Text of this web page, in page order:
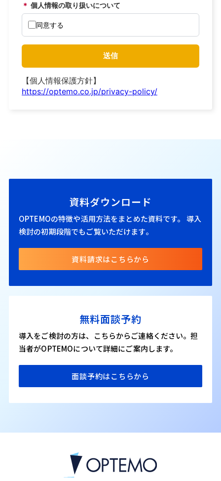
資料ダウンロード
OPTEMOの特徴や活用方法をまとめた資料です。
導入
検討の初期段階でもご覧いただけます。
資料請求はこちらから
無料面談予約
導入をご検討の方は、こちらからご連絡ください。担
当者がOPTEMOについて詳細にご案内します。
面談予約はこちらから